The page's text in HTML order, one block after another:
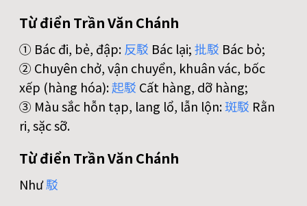
Từ điển Trần Văn Chánh
① Bác đi, bẻ, đập: 反駁 Bác lại;批駁 Bác bỏ;
② Chuyên chở, vận chuyển, khuân vác, bốc
xếp (hàng hóa):起駁 Cất hàng, dỡ hàng;
③ Màu sắc hỗn tạp, lang lổ, lẫn lộn:斑駁 Rằn
ri, sặc sỡ.
Từ điển Trần Văn Chánh
Như駁